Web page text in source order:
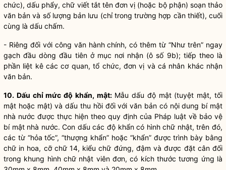
chức), dấu phẩy, chữ viết tắt tên đơn vị (hoặc bộ phận) soạn thảo
văn bản và số lượng bản lưu (chỉ trong trường hợp cần thiết), cuối
cùng là dấu chấm.
- Riêng đối với công văn hành chính, có thêm từ “Như trên” ngay
gạch đầu dòng đầu tiên ở mục nơi nhận (ô số 9b); tiếp theo là
phần liệt kê các cơ quan, tổ chức, đơn vị và cá nhân khác nhận
văn bản.
10. Dấu chỉ mức độ khẩn, mật:Mẫu dấu độ mật (tuyệt mật, tối
mật hoặc mật) và dấu thu hồi đối với văn bản có nội dung bí mật
nhà nước được thực hiện theo quy định của Pháp luật về bảo vệ
bí mật nhà nước. Con dấu các độ khẩn có hình chữ nhật, trên đó,
các từ “hỏa tốc”, “thượng khẩn” hoặc “khẩn” được trình bày bằng
chữ in hoa, cỡ chữ 14, kiểu chữ đứng, đậm và được đặt cân đối
trong khung hình chữ nhật viên đơn, có kích thước tương ứng là